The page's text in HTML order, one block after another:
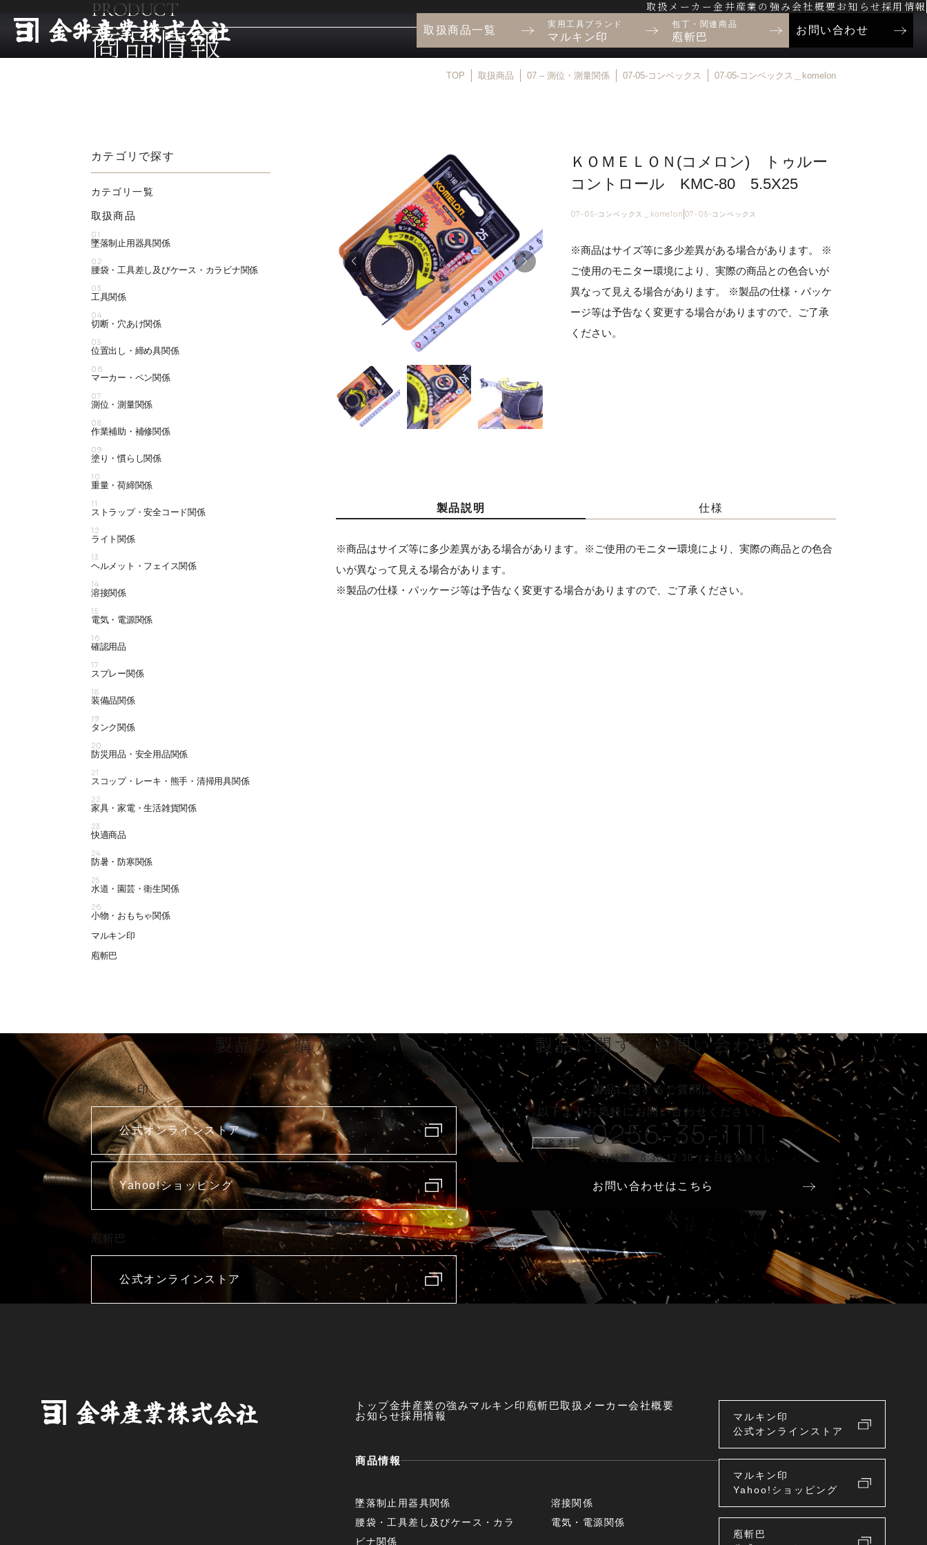
取扱メーカー金井産業の強み 会社概要お知らせ 採用情報
取扱商品一覧 実用工具ブランド
マルキン印
包丁・関連商品
庖斬巴
お問い合わせ
PRODUCT
商品情報
TOP 取扱商品 07 – 測位・測量関係 07-05-コンベックス 07-05-コンベックス＿komelon
ＫＯＭＥＬＯＮ(コメロン) トゥルー
コントロール KMC-80 5.5X25
07-05-コンベックス＿komelon 07-05-コンベックス
※商品はサイズ等に多少差異がある場合があります。 ※
ご使用のモニター環境により、実際の商品との色合いが
異なって見える場合があります。 ※製品の仕様・パッケ
ージ等は予告なく変更する場合がありますので、ご了承
ください。
製品説明 仕様
※商品はサイズ等に多少差異がある場合があります。※ご使用のモニター環境により、実際の商品との色合
いが異なって見える場合があります。
※製品の仕様・パッケージ等は予告なく変更する場合がありますので、ご了承ください。
カテゴリで探す
カテゴリ一覧
取扱商品
01
墜落制止用器具関係
02
腰袋・工具差し及びケース・カラビナ関係
03
工具関係
04
切断・穴あけ関係
05
位置出し・締め具関係
06
マーカー・ペン関係
07
測位・測量関係
08
作業補助・補修関係
09
塗り・慣らし関係
10
重量・荷締関係
11
ストラップ・安全コード関係
12
ライト関係
13
ヘルメット・フェイス関係
14
溶接関係
15
電気・電源関係
16
確認用品
17
スプレー関係
18
装備品関係
19
タンク関係
20
防災用品・安全用品関係
21
スコップ・レーキ・熊手・清掃用具関係
22
家具・家電・生活雑貨関係
23
快適商品
24
防暑・防寒関係
25
水道・園芸・衛生関係
26
小物・おもちゃ関係
マルキン印
庖斬巴
製品のご購入
マルキン印
公式オンラインストア
Yahoo!ショッピング
庖斬巴
公式オンラインストア
製品に関するお問い合わせ
製品に関するご質問は
以下よりお気軽に
お問い合わせください。
新潟本社 0256-35-1111
受付時間 8:30-17:30（土日祝を除く）
お問い合わせはこちら
トップ金井産業の強みマルキン印 庖斬巴取扱メーカー会社概要
お知らせ採用情報
商品情報
墜落制止用器具関係
腰袋・工具差し及びケース・カラ
ビナ関係
溶接関係
電気・電源関係
マルキン印
公式オンラインストア
マルキン印
Yahoo!ショッピング
庖斬巴